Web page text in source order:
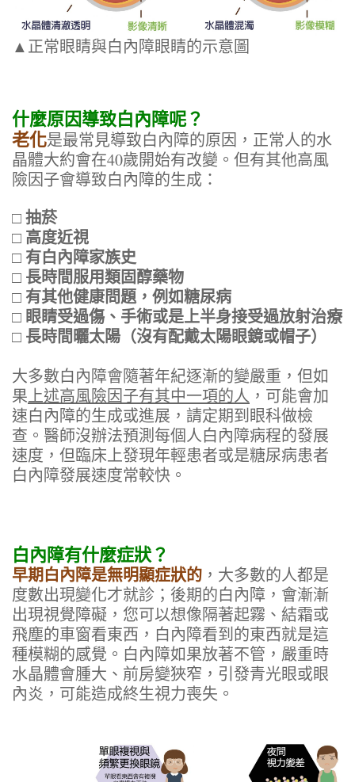
▲正常眼睛與白內障眼睛的示意圖
什麼原因導致白內障呢？
老化是最常見導致白內障的原因，正常人的水
晶體大約會在40歲開始有改變。但有其他高風
險因子會導致白內障的生成：
□ 抽菸
□ 高度近視
□ 有白內障家族史
□ 長時間服用類固醇藥物
□ 有其他健康問題，例如糖尿病
□ 眼睛受過傷、手術或是上半身接受過放射治療
□ 長時間曬太陽（沒有配戴太陽眼鏡或帽子）
大多數白內障會隨著年紀逐漸的變嚴重，但如
果上述高風險因子有其中一項的人 ，可能會加
速白內障的生成或進展，請定期到眼科做檢
查。醫師沒辦法預測每個人白內障病程的發展
速度，但臨床上發現年輕患者或是糖尿病患者
白內障發展速度常較快。
白內障有什麼症狀？
早期白內障是無明顯症狀的 ，大多數的人都是
度數出現變化才就診；後期的白內障，會漸漸
出現視覺障礙，您可以想像隔著起霧、結霜或
飛塵的車窗看東西，白內障看到的東西就是這
種模糊的感覺。白內障如果放著不管，嚴重時
水晶體會腫大、前房變狹窄，引發青光眼或眼
內炎，可能造成終生視力喪失。